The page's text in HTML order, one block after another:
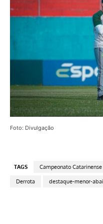
Foto: Divulgação
TAGS Campeonato Catarinense
Derrota destaque-menor-